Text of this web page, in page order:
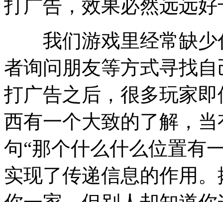
打广告，效果必然远远
我们游戏里经常缺少
者询问朋友等方式寻找
打广告之后，很多玩家
西有一个大致的了解，
句“那个什么什么位置有
实现了传递信息的作用